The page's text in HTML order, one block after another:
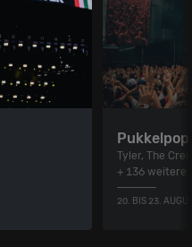
Pukkelpop
Tyler, The
+ 136 weitere
20. BIS 23.